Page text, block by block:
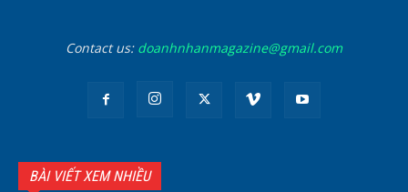
Contact us: doanhnhanmagazine@gmail.com
BÀI VIẾT XEM NHIỀU